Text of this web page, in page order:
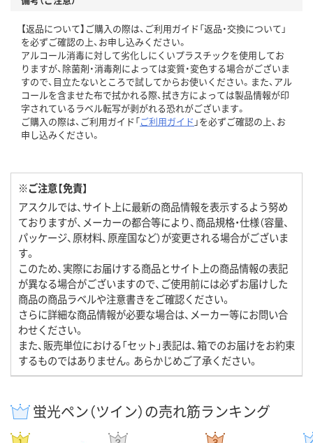
【返品について】ご購入の際は、ご利用ガイド「返品・交換について」
を必ずご確認の上、お申し込みください。
アルコール消毒に対して劣化しにくいプラスチックを使用してお
りますが、除菌剤・消毒剤によっては変質・変色する場合がございま
すので、目立たないところで試してからお使いください。また、アル
コールを含ませた布で拭かれる際、拭き方によっては製品情報が印
字されているラベル転写が剥がれる恐れがございます。
ご購入の際は、ご利用ガイド「ご利用ガイド 」を必ずご確認の上、お
申し込みください。
※ご注意【免責】
アスクルでは、サイト上に最新の商品情報を表示するよう努め
ておりますが、メーカーの都合等により、商品規格・仕様（容量、
パッケージ、原材料、原産国など）が変更される場合がございま
す。
このため、実際にお届けする商品とサイト上の商品情報の表記
が異なる場合がございますので、ご使用前には必ずお届けした
商品の商品ラベルや注意書きをご確認ください。
さらに詳細な商品情報が必要な場合は、メーカー等にお問い合
わせください。
また、販売単位における「セット」表記は、箱でのお届けをお約束
するものではありません。あらかじめご了承ください。
蛍光ペン（ツイン）の売れ筋ランキング